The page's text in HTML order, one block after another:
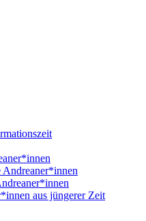
Andreaner*innen
aus jüngerer Zeit